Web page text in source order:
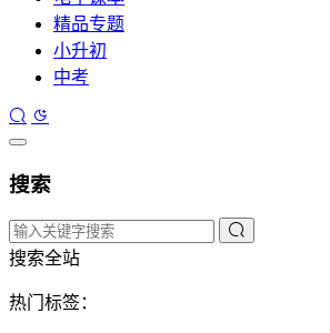
精品专题
小升初
中考
搜索
搜索全站
热门标签：